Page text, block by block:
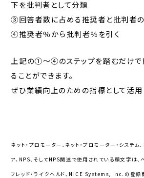
下を批判者として分類
③回答者数に占める推奨者と批判者
④推奨者％から批判者％を引く
上記の①～④のステップを踏むだけ
ることができます。
ぜひ業績向上のための指標として活用
ネット・プロモーター、ネット・プロモーター・システム
ア、NPS、そしてNPS関連で使用されている顔文字は、ベ
フレッド・ライクヘルド、NICE Systems, Inc.の登録